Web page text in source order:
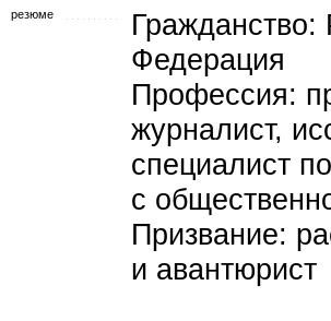
резюме
Гражданство:
Федерация
Профессия:
журналист,
специалист
с
Призвание:
и авантюрист